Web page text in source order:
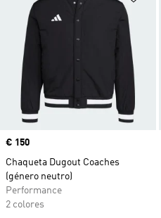
Precio
€ 150
Chaqueta Dugout Coaches
(género neutro)
Performance
2 colores